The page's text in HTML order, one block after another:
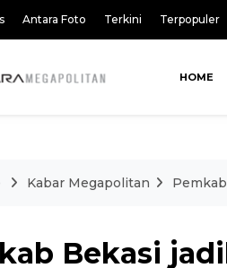
Antara Foto Terkini Terpopuler
HOME
Kabar Megapolitan
Bekasi